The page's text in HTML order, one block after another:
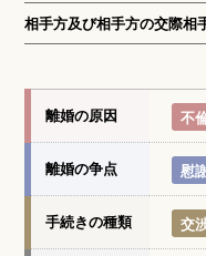
相手方及び相手方の交際相
離婚の原因 不
離婚の争点 慰
手続きの種類 交